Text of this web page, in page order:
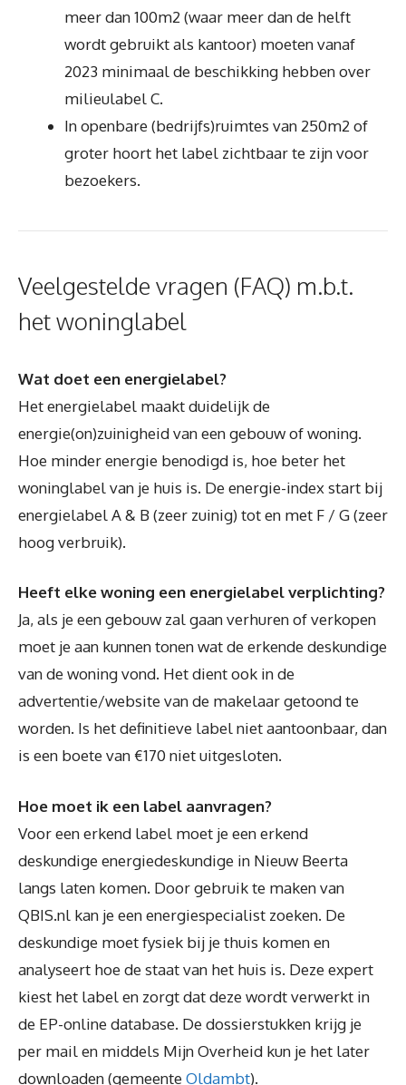
meer dan 100m2 (waar meer dan de helft
wordt gebruikt als kantoor) moeten vanaf
2023 minimaal de beschikking hebben over
milieulabel C.
In openbare (bedrijfs)ruimtes van 250m2 of
groter hoort het label zichtbaar te zijn voor
bezoekers.
Veelgestelde vragen (FAQ) m.b.t.
het woninglabel
Wat doet een energielabel?
Het energielabel maakt duidelijk de
energie(on)zuinigheid van een gebouw of woning.
Hoe minder energie benodigd is, hoe beter het
woninglabel van je huis is. De energie-index start bij
energielabel A & B (zeer zuinig) tot en met F / G (zeer
hoog verbruik).
Heeft elke woning een energielabel verplichting?
Ja, als je een gebouw zal gaan verhuren of verkopen
moet je aan kunnen tonen wat de erkende deskundige
van de woning vond. Het dient ook in de
advertentie/website van de makelaar getoond te
worden. Is het definitieve label niet aantoonbaar, dan
is een boete van €170 niet uitgesloten.
Hoe moet ik een label aanvragen?
Voor een erkend label moet je een erkend
deskundige energiedeskundige in Nieuw Beerta
langs laten komen. Door gebruik te maken van
QBIS.nl kan je een energiespecialist zoeken. De
deskundige moet fysiek bij je thuis komen en
analyseert hoe de staat van het huis is. Deze expert
kiest het label en zorgt dat deze wordt verwerkt in
de EP-online database. De dossierstukken krijg je
per mail en middels Mijn Overheid kun je het later
downloaden (gemeenteOldambt).